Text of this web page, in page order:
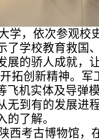
学，依次参观校
了学校教育救国
展的骄人成就，
拓创新精神。
飞机实体及导弹
无到有的发展进
的了解。
西考古博物馆，